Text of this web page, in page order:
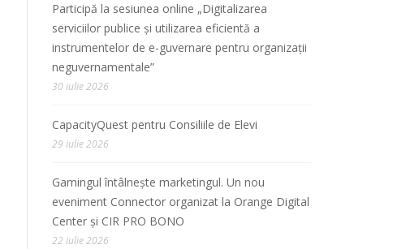
Participă la sesiunea online „Digitalizarea
serviciilor publice și utilizarea eficientă a
instrumentelor de e-guvernare pentru organizații
neguvernamentale”
30 iulie 2026
CapacityQuest pentru Consiliile de Elevi
29 iulie 2026
Gamingul întâlnește marketingul. Un nou
eveniment Connector organizat la Orange Digital
Center și CIR PRO BONO
22 iulie 2026